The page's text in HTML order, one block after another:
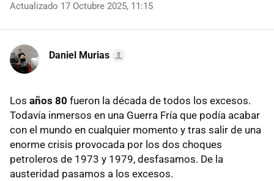
Actualizado 17 Octubre 2025, 11:15
Daniel Murias
Los años 80 fueron la década de todos los excesos.
Todavía inmersos en una Guerra Fría que podía acabar
con el mundo en cualquier momento y tras salir de una
enorme crisis provocada por los dos choques
petroleros de 1973 y 1979, desfasamos. De la
austeridad pasamos a los excesos.